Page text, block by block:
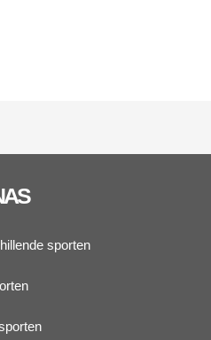
sporten